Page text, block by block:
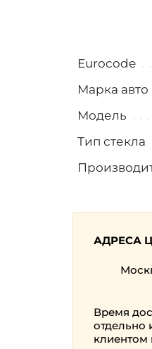
Eurocode
Марка авто
Модель
Тип стекла
АДРЕСА
Время
отдельно
клиентом